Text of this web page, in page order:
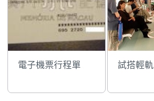
電子機票行程單 試搭輕軌